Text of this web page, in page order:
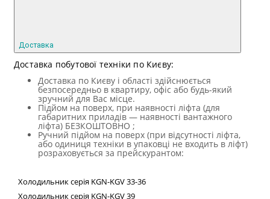
Доставка
Доставка побутової техніки по Києву:
Доставка по Києву і області здійснюється
безпосередньо в квартиру, офіс або будь-який
зручний для Вас місце.
Підйом на поверх, при наявності ліфта (для
габаритних приладів — наявності вантажного
ліфта) БЕЗКОШТОВНО ;
Ручний підйом на поверх (при відсутності ліфта,
або одиниця техніки в упаковці не входить в ліфт)
розраховується за прейскурантом:
Холодильниксерія KGN-KGV33-36
Холодильник серія KGN-KGV39